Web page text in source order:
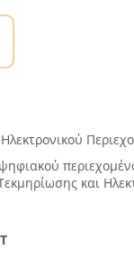
και